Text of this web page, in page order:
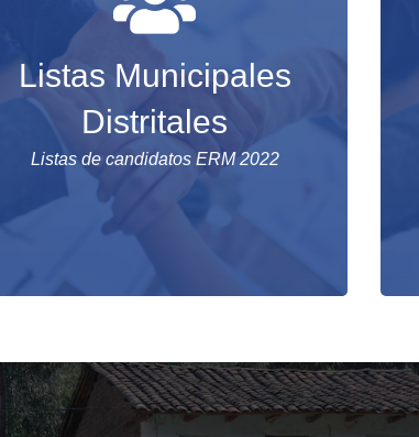
Listas Municipales
Distritales
Listas de candidatos ERM 2022